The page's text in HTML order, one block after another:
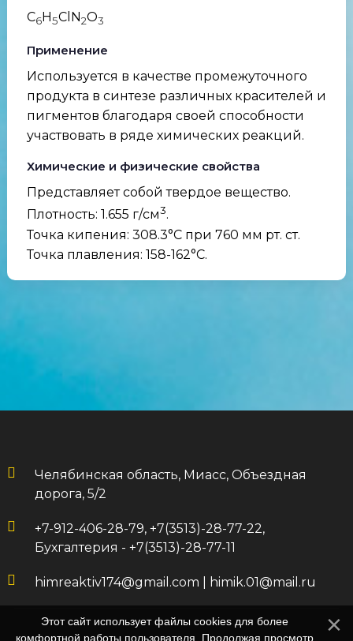
C6H5ClN2O3
Применение
Используется в качестве промежуточного
продукта в синтезе различных красителей и
пигментов благодаря своей способности
участвовать в ряде химических реакций.
Химические и физические свойства
Представляет собой твердое вещество.
Плотность: 1.655 г/см3.
Точка кипения: 308.3°C при 760 мм рт. ст.
Точка плавления: 158-162°C.
Челябинская область, Миасс, Объездная
дорога, 5/2
+7-912-406-28-79, +7(3513)-28-77-22,
Бухгалтерия - +7(3513)-28-77-11
himreaktiv174@gmail.com himik.01@mail.ru
Этот сайт использует файлы cookies для более
комфортной работы пользователя. Продолжая просмотр